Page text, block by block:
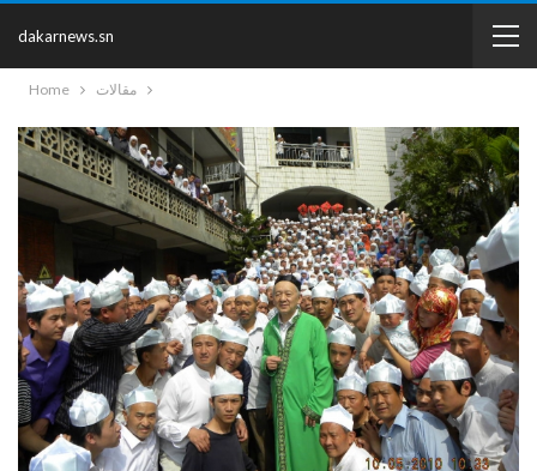
dakarnews.sn
Home مقالات